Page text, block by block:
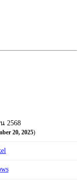
2568
20, 2025)